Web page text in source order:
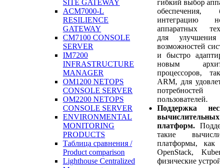
SITE GATEWAY
ACM7000-L
RESILIENCE
GATEWAY
CM7100 CONSOLE
SERVER
IM7200
INFRASTRUCTURE
MANAGER
OM1200 NETOPS
CONSOLE SERVER
OM2200 NETOPS
CONSOLE SERVER
ENVIRONMENTAL
MONITORING
PRODUCTS
Таблица сравнения /
Product comparison
Lighthouse Centralized
гибкий выбор
обеспечения,
интеграцию
аппаратных
для
возможностей
и быстро
новым
процессоров,
ARM, для
потребностей
пользователей.
Поддержка
вычислительных
платформ.
такие
платформы, как
OpenStack,
физические